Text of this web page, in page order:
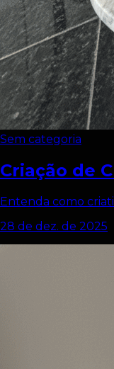
Sem categoria
Criação de
Entenda como
28 de dez. de 2025